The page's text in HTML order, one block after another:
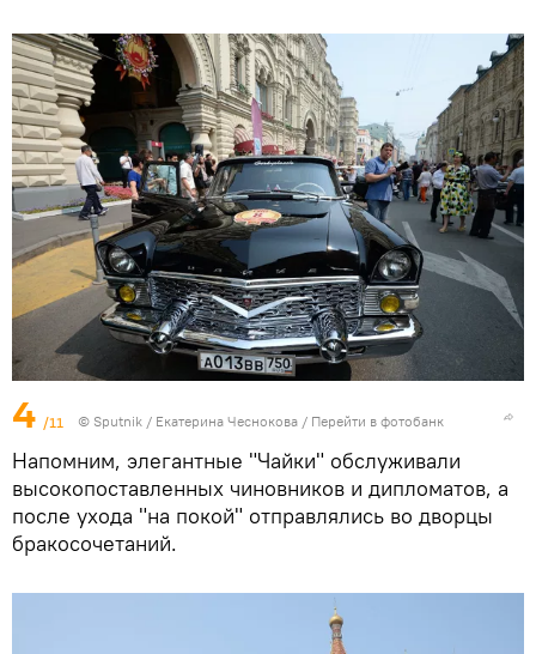
4 /11 © Sputnik / Екатерина Чеснокова / Перейти в фотобанк
Напомним, элегантные "Чайки" обслуживали
высокопоставленных чиновников и дипломатов, а
после ухода "на покой" отправлялись во дворцы
бракосочетаний.